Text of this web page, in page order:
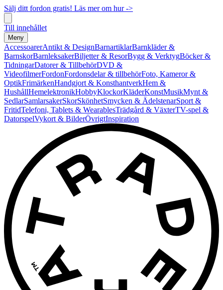
Sälj ditt fordon gratis! Läs mer om hur ->
Till innehållet
Meny
AccessoarerAntikt & DesignBarnartiklarBarnkläder &
BarnskorBarnleksakerBiljetter & ResorBygg & VerktygBöcker &
TidningarDatorer & TillbehörDVD &
VideofilmerFordonFordonsdelar & tillbehörFoto, Kameror &
OptikFrimärkenHandgjort & KonsthantverkHem &
HushållHemelektronikHobbyKlockorKläderKonstMusikMynt &
SedlarSamlarsakerSkorSkönhetSmycken & ÄdelstenarSport &
FritidTelefoni, Tablets & WearablesTrädgård & VäxterTV-spel &
DatorspelVykort & BilderÖvrigtInspiration